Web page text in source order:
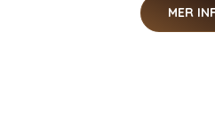
MER